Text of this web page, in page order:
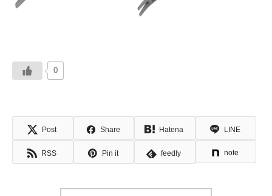
0
Post Share Hatena LINE
RSS Pin it feedly note